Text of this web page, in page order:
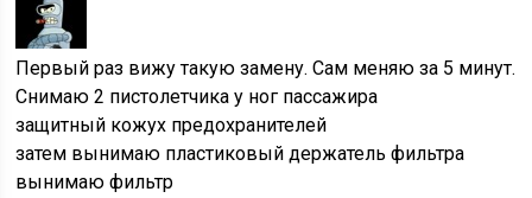
Первый раз вижу такую замену. Сам меняю за 5 минут.
Снимаю 2 пистолетчика у ног пассажира
защитный кожух предохранителей
затем вынимаю пластиковый держатель фильтра
вынимаю фильтр